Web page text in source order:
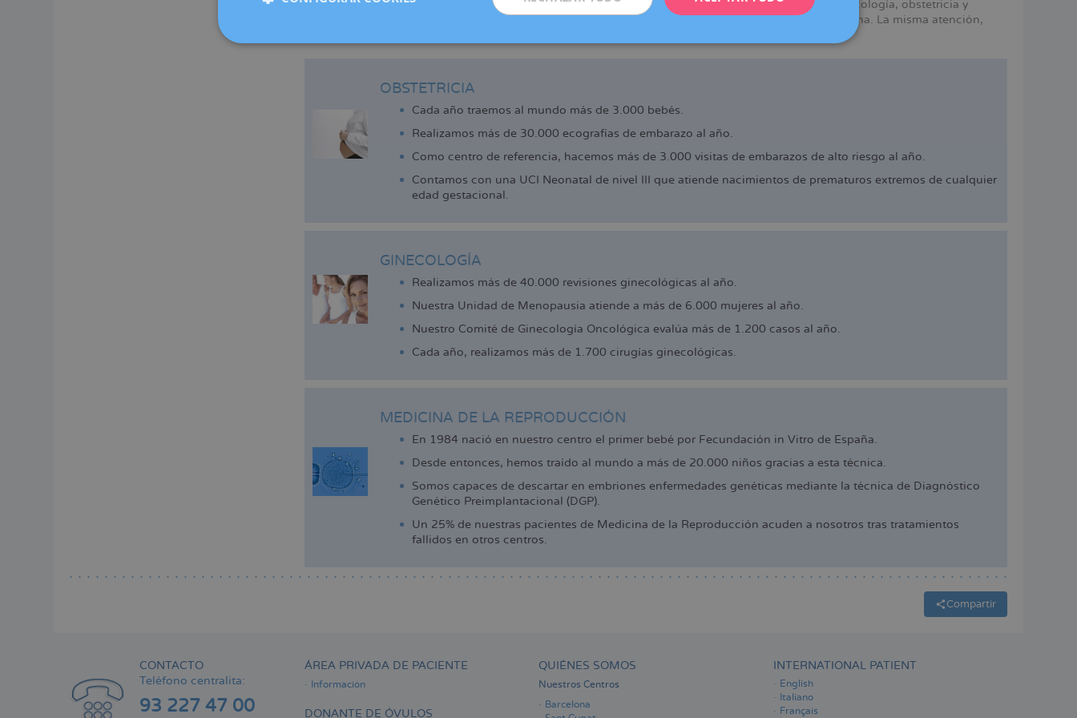
Cugat, Sabadell, Manresa, Reus y Vic (centro colaborador), que ofrecen los mismos servicios en ginecología, obstetricia y
medicina de la reproducción que actualmente ya disfrutan las pacientes de Dexeus Mujer en Barcelona. La misma atención,
OBSTETRICIA
Cada año traemos al mundo más de 3.000 bebés.
Realizamos más de 30.000 ecografías de embarazo al año.
Como centro de referencia, hacemos más de 3.000 visitas de embarazos de alto riesgo al año.
Contamos con una UCI Neonatal de nivel III que atiende nacimientos de prematuros extremos de cualquier
edad gestacional.
GINECOLOGÍA
Realizamos más de 40.000 revisiones ginecológicas al año.
Nuestra Unidad de Menopausia atiende a más de 6.000 mujeres al año.
Nuestro Comité de Ginecología Oncológica evalúa más de 1.200 casos al año.
Cada año, realizamos más de 1.700 cirugías ginecológicas.
MEDICINA DE LA REPRODUCCIÓN
En 1984 nació en nuestro centro el primer bebé por Fecundación in Vitro de España.
Desde entonces, hemos traído al mundo a más de 20.000 niños gracias a esta técnica.
Somos capaces de descartar en embriones enfermedades genéticas mediante la técnica de Diagnóstico
Genético Preimplantacional (DGP).
Un 25% de nuestras pacientes de Medicina de la Reproducción acuden a nosotros tras tratamientos
fallidos en otros centros.
Compartir
CONTACTO
Teléfono centralita:
93 227 47 00
ÁREA PRIVADA DE PACIENTE
Información
DONANTE DE ÓVULOS
QUIÉNES SOMOS
Nuestros Centros
Barcelona
INTERNATIONAL PATIENT
English
Italiano
Français